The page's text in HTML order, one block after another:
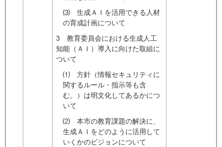
⑶ 生成ＡＩを活用できる人材
の育成計画について
3 教育委員会における生成人工
知能（ＡＩ）導入に向けた取組に
ついて
⑴ 方針（情報セキュリティに
関するルール・指示等も含
む。）は明文化してあるかにつ
いて
⑵ 本市の教育課題の解決に、
生成ＡＩをどのように活用して
いくかのビジョンについて